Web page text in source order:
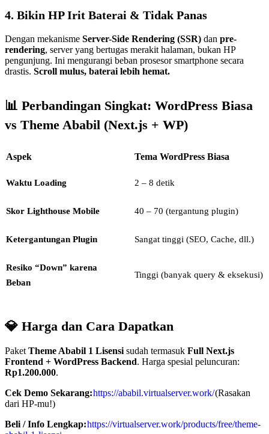
4. Bikin HP Irit Baterai & Tidak Panas
Dengan mekanisme Server-Side Rendering (SSR) dan pre-
rendering, server yang bertugas merakit halaman, bukan HP
pengunjung. Ini mengurangi beban prosesor smartphone secara
drastis. Scroll mulus, baterai lebih hemat.
📊 Perbandingan Singkat: WordPress Biasa
vs Theme Ababil (Next.js + WP)
Aspek Tema WordPress Biasa
Waktu Loading 2 – 8 detik
Skor Lighthouse Mobile 40 – 70 (tergantung plugin)
Ketergantungan Plugin Sangat tinggi (SEO, Cache, dll.)
Resiko “Down” karena
Beban
Tinggi (banyak query & eksekusi)
💎 Harga dan Cara Dapatkan
Paket Theme Ababil 1 Lisensi sudah termasuk Full Next.js
Frontend + WordPress Backend. Harga spesial peluncuran:
Rp1.200.000.
Cek Demo Sekarang:https://ababil.virtualserver.work/(Rasakan
dari HP-mu!)
Beli / Info Lengkap:https://virtualserver.work/products/free/theme-